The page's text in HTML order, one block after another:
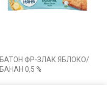
БАТОН ФР-ЗЛАК ЯБЛОКО/
БАНАН 0,5 %